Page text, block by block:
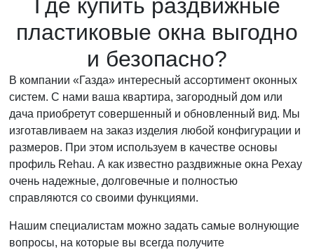
Где купить раздвижные
пластиковые окна выгодно
и безопасно?
В компании «Газда» интересный ассортимент оконных
систем. С нами ваша квартира, загородный дом или
дача приобретут совершенный и обновленный вид. Мы
изготавливаем на заказ изделия любой конфигурации и
размеров. При этом используем в качестве основы
профиль Rehau. А как известно раздвижные окна Рехау
очень надежные, долговечные и полностью
справляются со своими функциями.
Нашим специалистам можно задать самые волнующие
вопросы, на которые вы всегда получите